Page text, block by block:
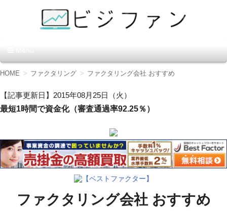
ン】
コ
テ
ン
ツ
動
HOME ファクタリング ファクタリング会社 おすすめ
【記事更新日】2015年08月25日（火）
最短1時間で資金化（審査通過率92.25％）
【ベストファクター】
ファクタリング会社 おすすめ